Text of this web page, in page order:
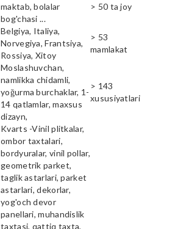
maktab, bolalar
bog'chasi ...
> 50 ta joy
Belgiya, Italiya,
Norvegiya, Frantsiya,
Rossiya, Xitoy
> 53
mamlakat
Moslashuvchan,
namlikka chidamli,
yoğurma burchaklar, 1-
14 qatlamlar, maxsus
dizayn,
> 143
xususiyatlari
Kvarts -Vinil plitkalar,
ombor taxtalari,
bordyuralar, vinil pollar,
geometrik parket,
taglik astarlari, parket
astarlari, dekorlar,
yog'och devor
panellari, muhandislik
taxtasi, qattiq taxta,